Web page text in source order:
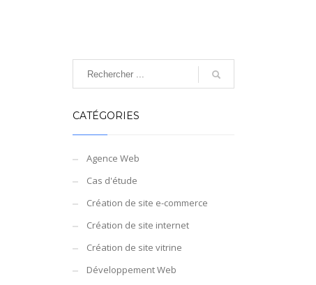
CATÉGORIES
Agence Web
Cas d'étude
Création de site e-commerce
Création de site internet
Création de site vitrine
Développement Web